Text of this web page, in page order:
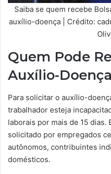
Saiba se quem recebe
auxílio-doença | Crédito:
Quem Pode
Auxílio-
Para solicitar o auxílio-
trabalhador esteja
laborais por mais de 15
solicitado por empregados
autônomos, contribuintes
domésticos.